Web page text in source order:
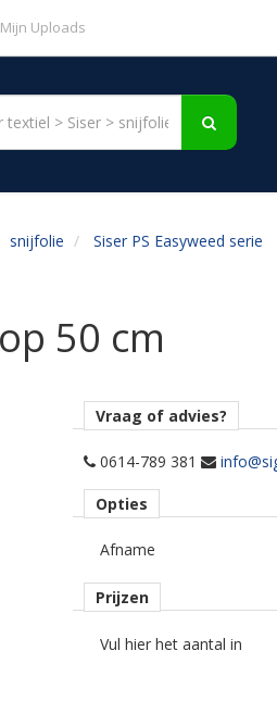
Mijn Uploads
snijfolie Siser PS Easyweed serie
50 cm
Vraag of advies?
0614-789 381
Opties
Afname
Prijzen
Vul hier het aantal in